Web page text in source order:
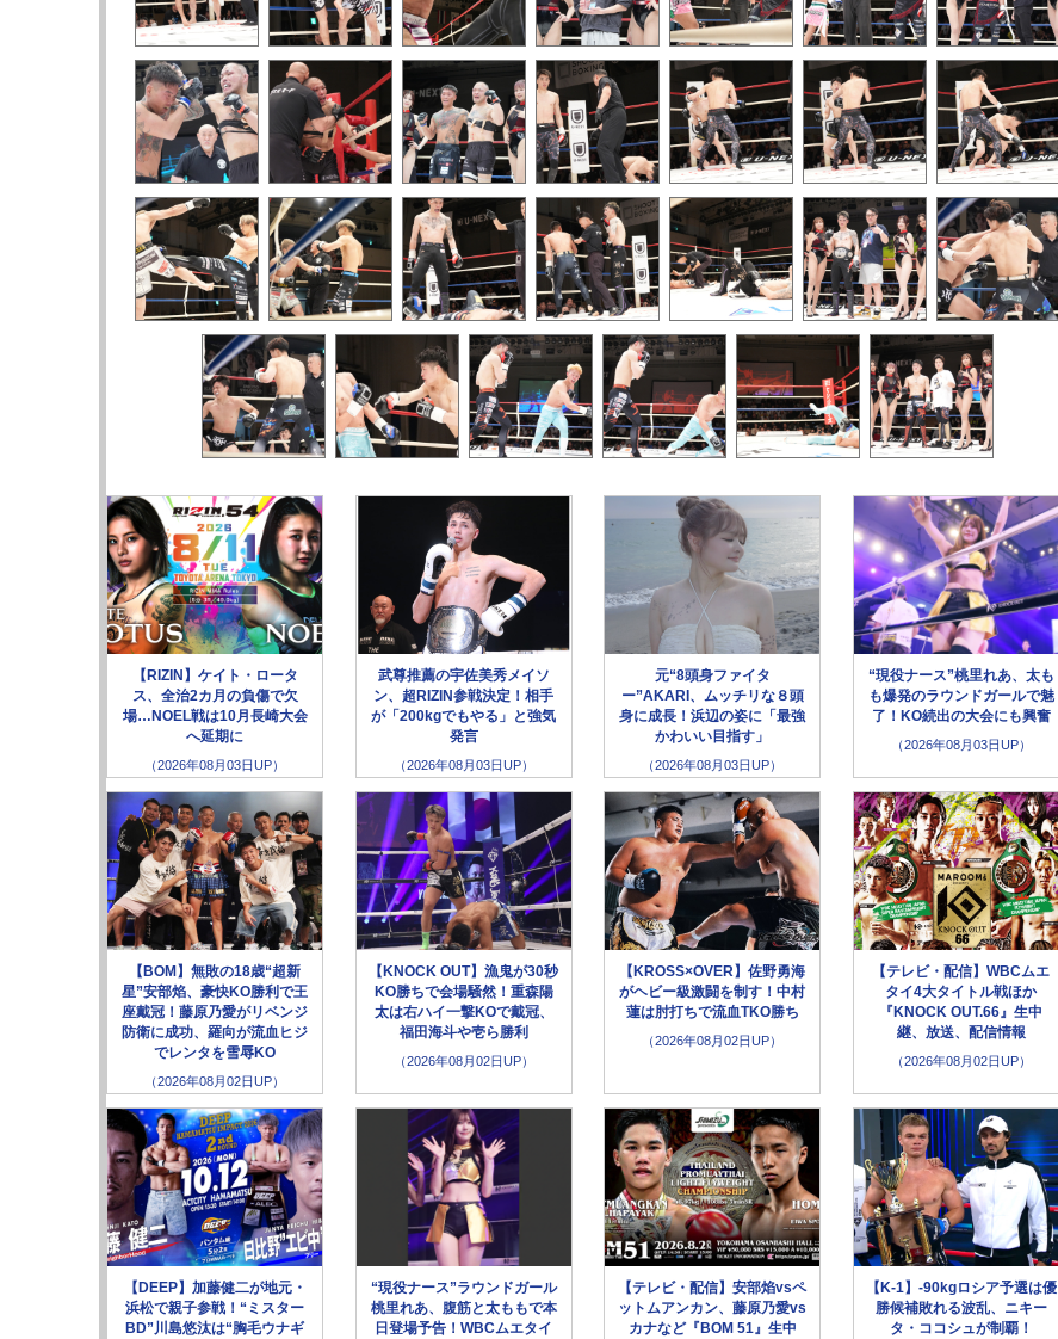
【RIZIN】ケイト・ロータ
ス、全治2カ月の負傷で欠
場…NOEL戦は10月長崎大会
へ延期に
（2026年08月03日UP）
武尊推薦の宇佐美秀メイソ
ン、超RIZIN参戦決定！相手
が「200kgでもやる」と強気
発言
（2026年08月03日UP）
元“8頭身ファイタ
ー”AKARI、ムッチリな８頭
身に成長！浜辺の姿に「最強
かわいい目指す」
（2026年08月03日UP）
“現役ナース”桃里れあ、太も
も爆発のラウンドガールで魅
了！KO続出の大会にも興奮
（2026年08月03日UP）
【BOM】無敗の18歳“超新
星”安部焰、豪快KO勝利で王
座戴冠！藤原乃愛がリベンジ
防衛に成功、羅向が流血ヒジ
でレンタを雪辱KO
（2026年08月02日UP）
【KNOCK OUT】漁鬼が30秒
KO勝ちで会場騒然！重森陽
太は右ハイ一撃KOで戴冠、
福田海斗や壱ら勝利
（2026年08月02日UP）
【KROSS×OVER】佐野勇海
がヘビー級激闘を制す！中村
蓮は肘打ちで流血TKO勝ち
（2026年08月02日UP）
【テレビ・配信】WBCムエ
タイ4大タイトル戦ほか
『KNOCK OUT.66』生中
継、放送、配信情報
（2026年08月02日UP）
【DEEP】加藤健二が地元・
浜松で親子参戦！“ミスター
BD”川島悠汰は“胸毛ウナギ
“現役ナース”ラウンドガール
桃里れあ、腹筋と太ももで本
日登場予告！WBCムエタイ
【テレビ・配信】安部焰vsペ
ットムアンカン、藤原乃愛vs
カナなど『BOM 51』生中
【K-1】-90kgロシア予選は優
勝候補敗れる波乱、ニキー
タ・ココシュが制覇！